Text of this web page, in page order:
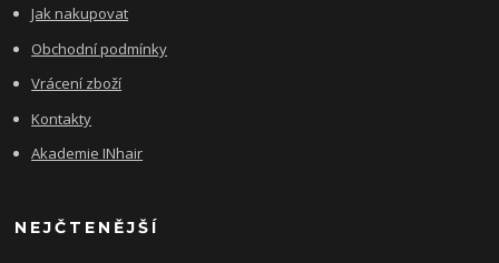
Jak nakupovat
Obchodní podmínky
Vrácení zboží
Kontakty
Akademie INhair
NEJČTENĚJŠÍ